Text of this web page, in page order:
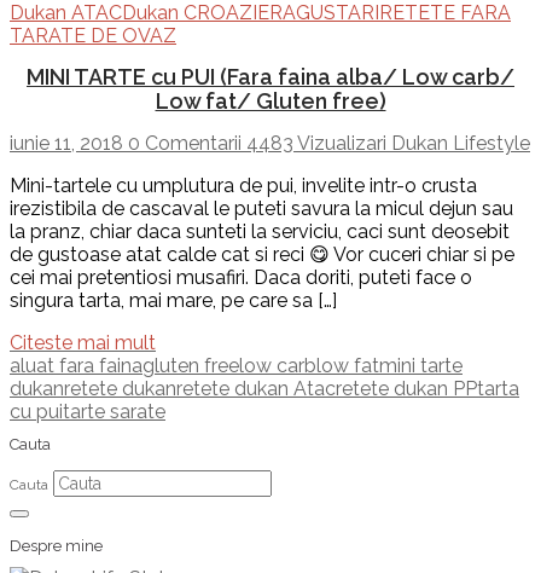
Dukan ATACDukan CROAZIERAGUSTARI RETETE FARA
TARATE DE OVAZ
MINI TARTE cu PUI (Fara faina alba/ Low carb/
Low fat/ Gluten free)
iunie 11, 2018 0 Comentarii 4483 Vizualizari Dukan Lifestyle
Mini-tartele cu umplutura de pui, invelite intr-o crusta
irezistibila de cascaval le puteti savura la micul dejun sau
la pranz, chiar daca sunteti la serviciu, caci sunt deosebit
de gustoase atat calde cat si reci 😋 Vor cuceri chiar si pe
cei mai pretentiosi musafiri. Daca doriti, puteti face o
singura tarta, mai mare, pe care sa […]
Citeste mai mult
aluat fara fainagluten freelow carblow fatmini tarte
dukanretete dukanretete dukan Atacretete dukan PPtarta
cu puitarte sarate
Cauta
Cauta
Despre mine